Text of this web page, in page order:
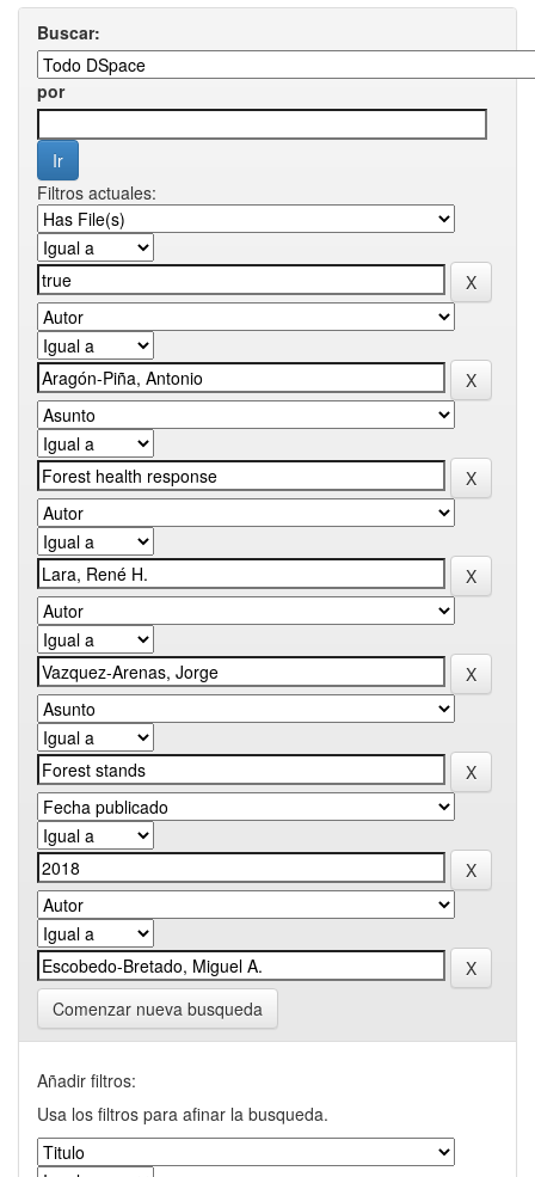
Buscar:
por
Filtros actuales:
Comenzar nueva busqueda
Añadir filtros:
Usa los filtros para afinar la busqueda.